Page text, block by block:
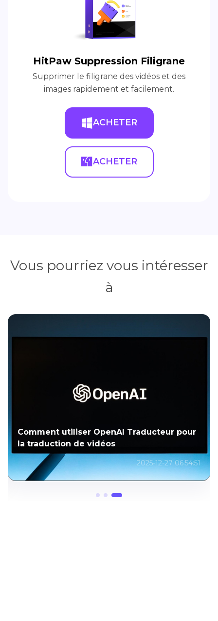
HitPaw Suppression Filigrane
Supprimer le filigrane des vidéos et des
images rapidement et facilement.
ACHETER
ACHETER
Vous pourriez vous intéresser
à
Comment utiliser OpenAI Traducteur pour
la traduction de vidéos
2025-12-27 06:54:51